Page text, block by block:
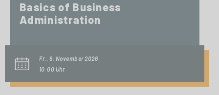
Basics of Business
Administration
Fr., 6. November 2026
10:00 Uhr